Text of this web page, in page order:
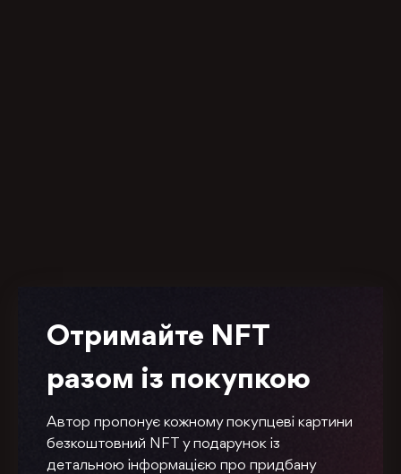
Отримайте NFT
разом із покупкою
Автор пропонує кожному покупцеві картини
безкоштовний NFT у подарунок із
детальною інформацією про придбану